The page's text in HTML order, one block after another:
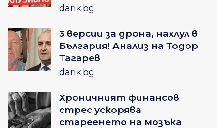
darik.bg
3 версии за дрона, нахлул в
България! Анализ на Тодор
Тагарев
darik.bg
Хроничният финансов
стрес ускорява
стареенето на мозъка